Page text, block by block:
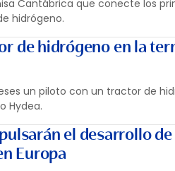
Cantábrica que conecte los
hidrógeno.
de hidrógeno en la
un piloto con un tractor de
Hydea.
el desarrollo
Europa